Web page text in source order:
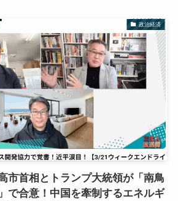
政治経済
市首相とトランプ大統領が「南鳥
で合意！中国を牽制するエネルギ